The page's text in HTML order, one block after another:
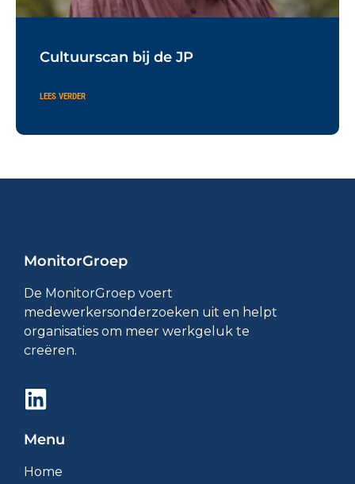
Cultuurscan bij de JP
LEES VERDER
MonitorGroep
De MonitorGroep voert
medewerkersonderzoeken uit en helpt
organisaties om meer werkgeluk te
creëren.
Menu
Home